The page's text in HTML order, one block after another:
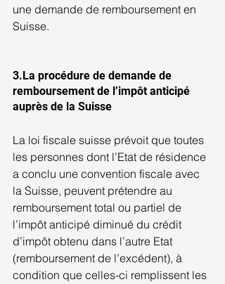
une demande de remboursement en
Suisse.
3.La procédure de demande de
remboursement de l’impôt anticipé
auprès de la Suisse
La loi fiscale suisse prévoit que toutes
les personnes dont l’Etat de résidence
a conclu une convention fiscale avec
la Suisse, peuvent prétendre au
remboursement total ou partiel de
l’impôt anticipé diminué du crédit
d’impôt obtenu dans l’autre Etat
(remboursement de l’excédent), à
condition que celles-ci remplissent les